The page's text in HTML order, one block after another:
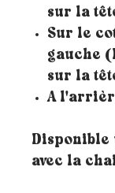
sur la
Sur le
gauche
sur la
A
Disponible
avec la